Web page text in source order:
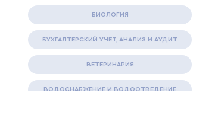
БИОЛОГИЯ
БУХГАЛТЕРСКИЙ УЧЕТ, АНАЛИЗ И АУДИТ
ВЕТЕРИНАРИЯ
ВОДОСНАБЖЕНИЕ И ВОДООТВЕДЕНИЕ